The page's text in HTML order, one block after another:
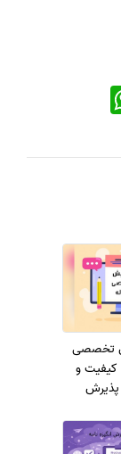
تخصصی
کیفیت و